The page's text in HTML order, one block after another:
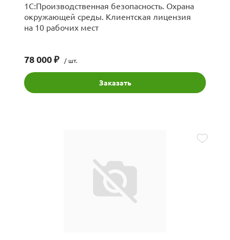
1С:Производственная безопасность. Охрана
окружающей среды. Клиентская лицензия
на 10 рабочих мест
78 000 ₽ / шт.
Заказать